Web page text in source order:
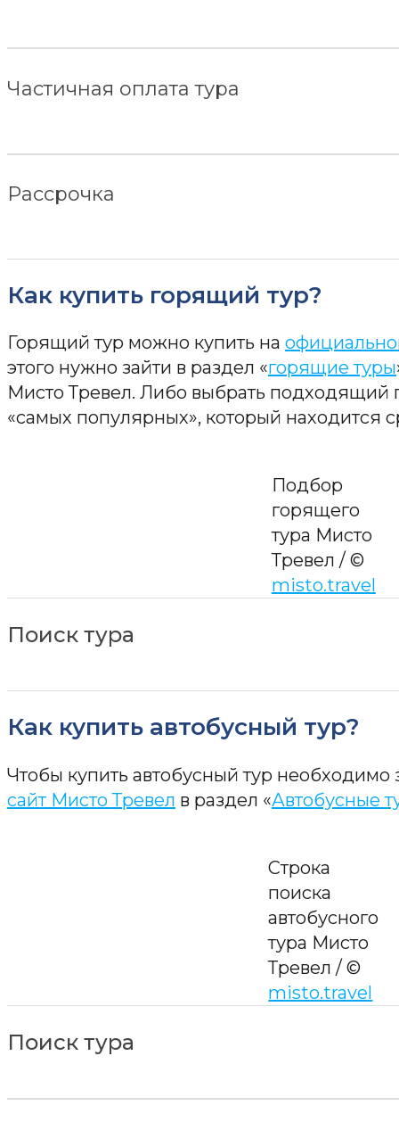
Частичная оплата тура
Рассрочка
Как купить горящий тур?
Горящий тур можно купить на
этого нужно зайти в раздел «горящие туры
Мисто Тревел. Либо выбрать подходящий
«самых популярных», который находится
Подбор
горящего
тура Мисто
Тревел / ©
misto.travel
Поиск тура
Как купить автобусный тур?
Чтобы купить автобусный тур необходимо
сайт Мисто Тревел в раздел «Автобусные
Строка
поиска
автобусного
тура Мисто
Тревел / ©
misto.travel
Поиск тура